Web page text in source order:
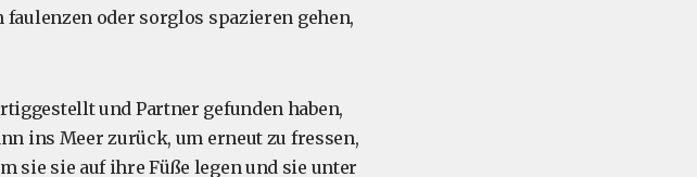
oder sorglos spazieren gehen,
und Partner gefunden haben,
ins Meer zurück, um erneut zu fressen,
sie sie auf ihre Füße legen und sie unter